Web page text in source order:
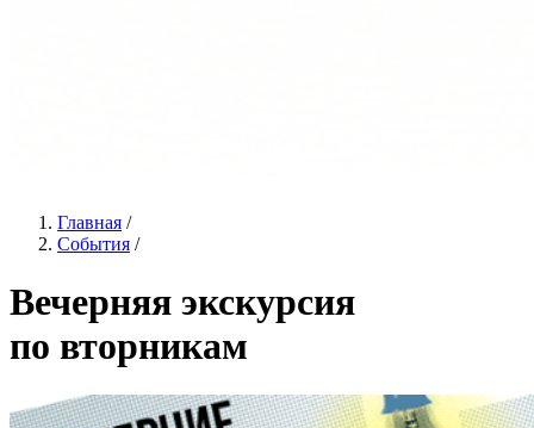
Главная /
События /
Вечерняя экскурсия
по вторникам